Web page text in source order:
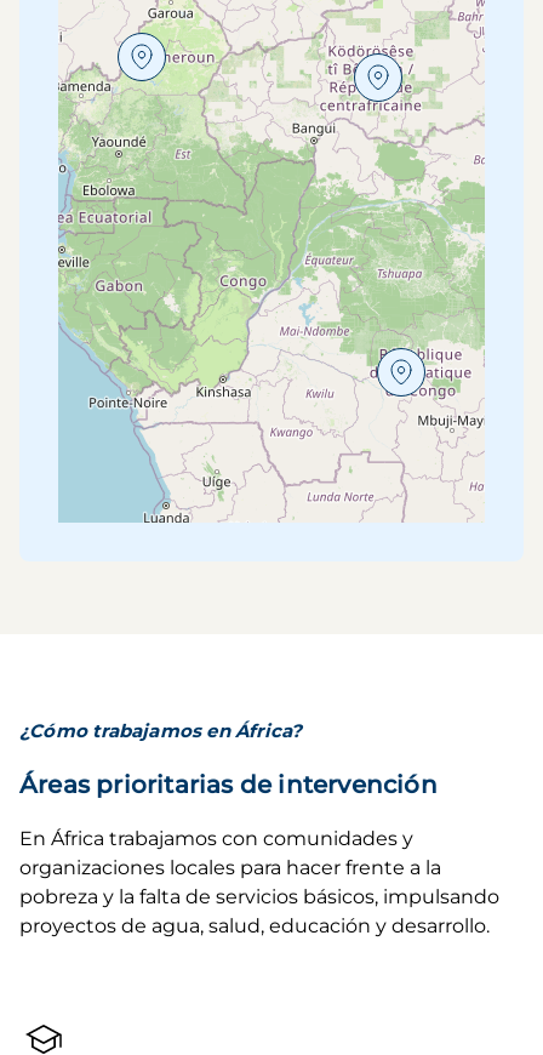
¿Cómo trabajamos en África?
Áreas prioritarias de intervención
En África trabajamos con comunidades y
organizaciones locales para hacer frente a la
pobreza y la falta de servicios básicos, impulsando
proyectos de agua, salud, educación y desarrollo.